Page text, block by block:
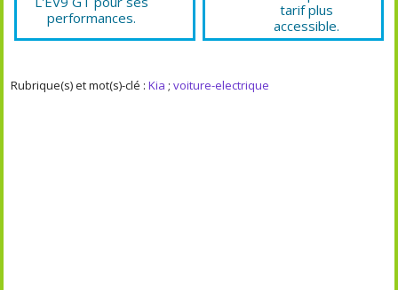
performances.
tarif plus
accessible.
Rubrique(s) et mot(s)-clé :Kia ;voiture-electrique